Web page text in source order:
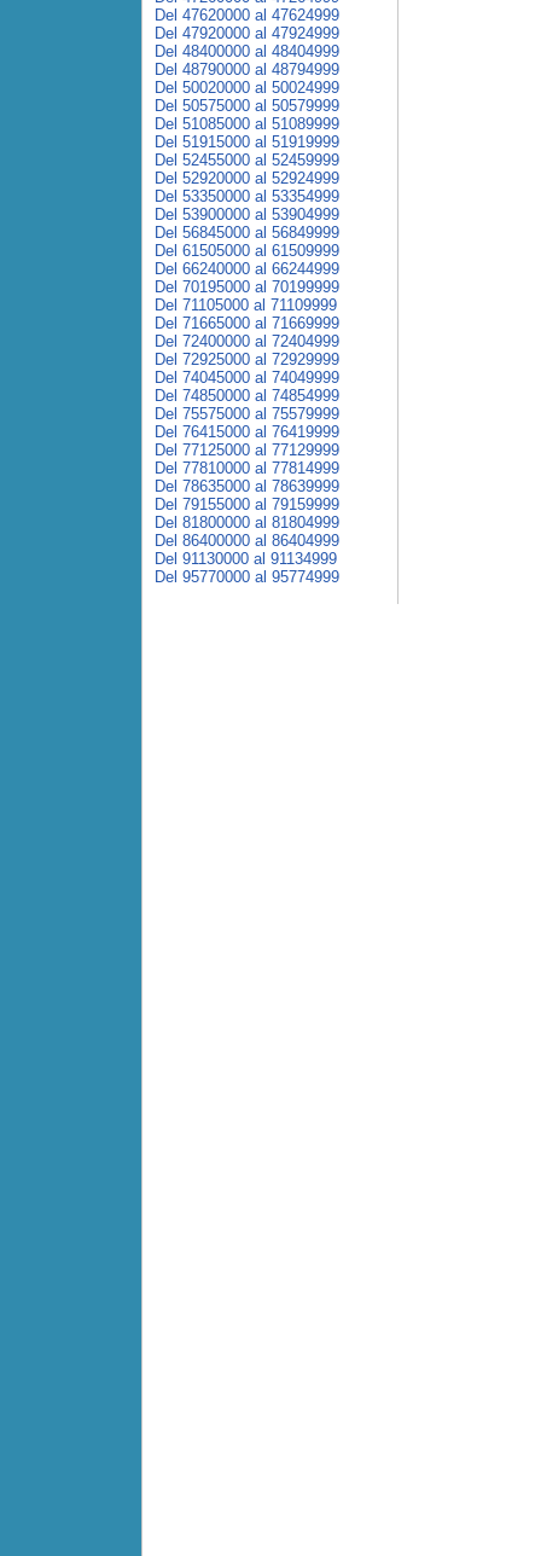
Del 47620000 al 47624999
Del 47920000 al 47924999
Del 48400000 al 48404999
Del 48790000 al 48794999
Del 50020000 al 50024999
Del 50575000 al 50579999
Del 51085000 al 51089999
Del 51915000 al 51919999
Del 52455000 al 52459999
Del 52920000 al 52924999
Del 53350000 al 53354999
Del 53900000 al 53904999
Del 56845000 al 56849999
Del 61505000 al 61509999
Del 66240000 al 66244999
Del 70195000 al 70199999
Del 71105000 al 71109999
Del 71665000 al 71669999
Del 72400000 al 72404999
Del 72925000 al 72929999
Del 74045000 al 74049999
Del 74850000 al 74854999
Del 75575000 al 75579999
Del 76415000 al 76419999
Del 77125000 al 77129999
Del 77810000 al 77814999
Del 78635000 al 78639999
Del 79155000 al 79159999
Del 81800000 al 81804999
Del 86400000 al 86404999
Del 91130000 al 91134999
Del 95770000 al 95774999